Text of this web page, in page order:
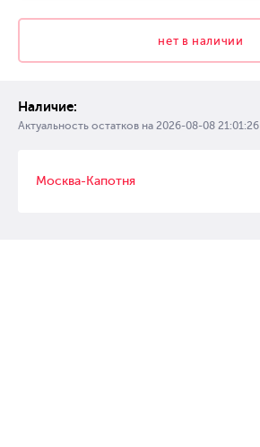
нет в наличии
Наличие:
Актуальность остатков на 2026-08-08 21:01:26
Москва-Капотня